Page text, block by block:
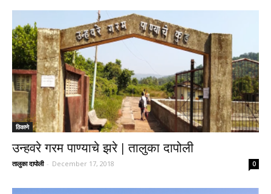
ठिकाणे
उन्हवरे गरम पाण्याचे झरे | तालुका दापोली
तालुका दापोली - December 17, 2018 0